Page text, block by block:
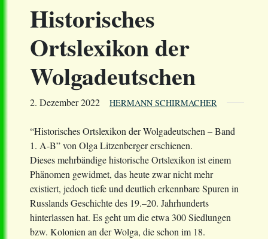
Historisches
Ortslexikon der
Wolgadeutschen
2. Dezember 2022 HERMANN SCHIRMACHER
“Historisches Ortslexikon der Wolgadeutschen – Band
1. A-B” von Olga Litzenberger erschienen.
Dieses mehrbändige historische Ortslexikon ist einem
Phänomen gewidmet, das heute zwar nicht mehr
existiert, jedoch tiefe und deutlich erkennbare Spuren in
Russlands Geschichte des 19.–20. Jahrhunderts
hinterlassen hat. Es geht um die etwa 300 Siedlungen
bzw. Kolonien an der Wolga, die schon im 18.